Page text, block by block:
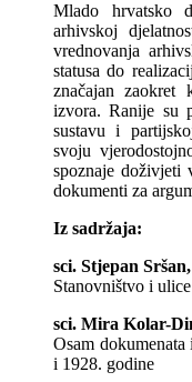
Mlado hrvatsko
arhivskoj
vrednovanja
statusa do
značajan zaokret
izvora. Ranije su
sustavu i
svoju
spoznaje
dokumenti za
Iz sadržaja:
sci. Stjepan Sršan,
Stanovništvo i
sci. Mira Kolar-
Osam dokumenata
i 1928. godine